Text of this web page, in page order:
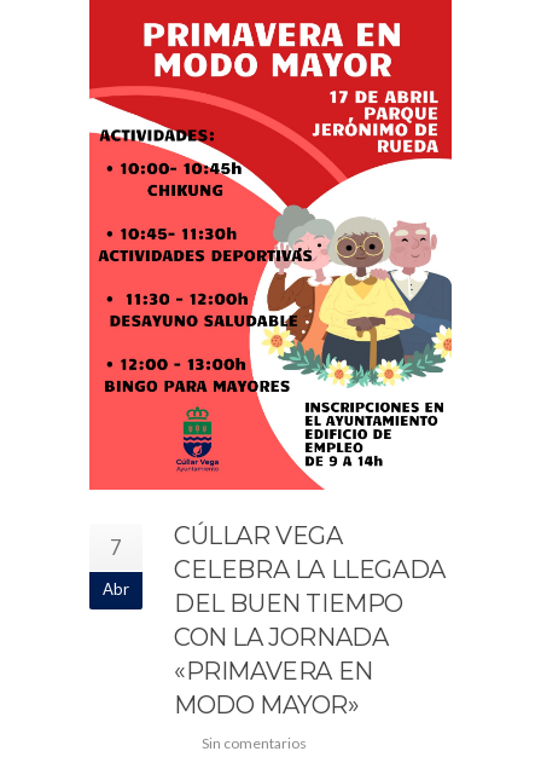
7
Abr
CÚLLAR VEGA
CELEBRA LA LLEGADA
DEL BUEN TIEMPO
CON LA JORNADA
«PRIMAVERA EN
MODO MAYOR»
Sin comentarios